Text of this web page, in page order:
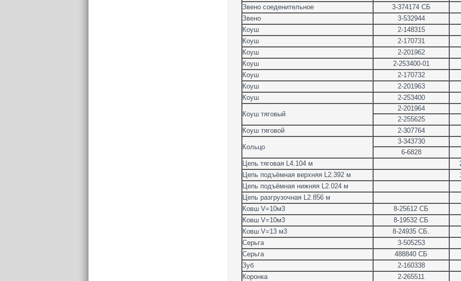
Звено соеденительное
3-374174 СБ
Звено
3-532944
Коуш
2-148315
Коуш
2-170731
Коуш
2-201962
Коуш
2-253400-01
Коуш
2-170732
Коуш
2-201963
Коуш
2-253400
Коуш тяговый
2-201964
2-255625
Коуш тяговой
2-307764
Кольцо
3-343730
6-6828
Цепь тяговая L4.104 м
Цепь подъёмная верхняя L2.392 м
Цепь подъёмная нижняя L2.024 м
Цепь разгрузочная L2.856 м
Ковш V=10м3
8-25612 СБ
Ковш V=10м3
8-19532 СБ
Ковш V=13 м3
8-24935 СБ.
Серьга
3-505253
Серьга
488840 СБ
Зуб
2-160338
Коронка
2-265511